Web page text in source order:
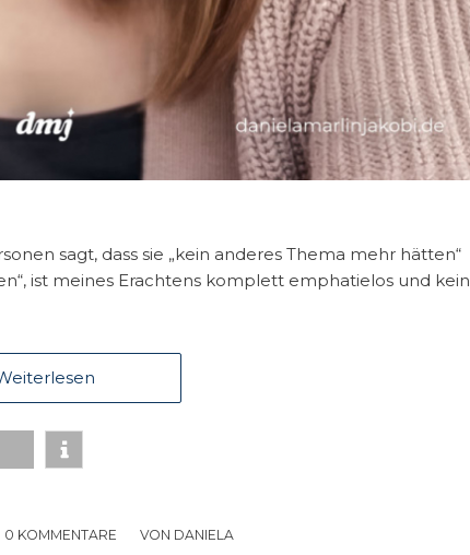
sagt, dass sie „kein anderes Thema mehr hätten“
ist meines Erachtens komplett emphatielos und kein
0 KOMMENTARE
/ VON DANIELA